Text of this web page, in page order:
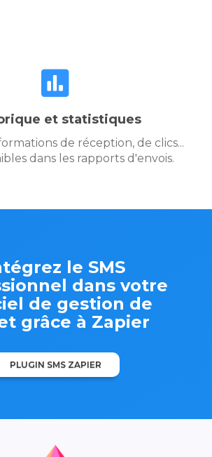
et statistiques
de réception, de clics...
dans les rapports d'envois.
le SMS
dans votre
de gestion de
grâce à Zapier
PLUGIN SMS ZAPIER